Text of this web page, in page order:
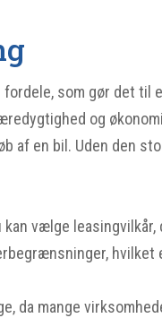
som gør det til
og
af en bil. Uden den
vælge
da mange